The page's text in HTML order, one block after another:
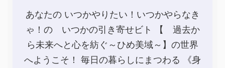
あなたの いつかやりたい！いつかやらなき
ゃ！の いつかの引き寄せビト 【 過去か
ら未来へと心を紡ぐ～ひめ美域～】の世界
へようこそ！ 毎日の暮らしにまつわる 《身